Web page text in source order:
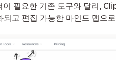
이 필요한 기존 도구와 달리,
고 편집 가능한 마인드 맵으